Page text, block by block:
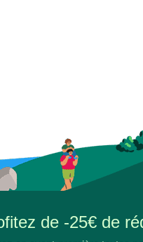
de -25€ de